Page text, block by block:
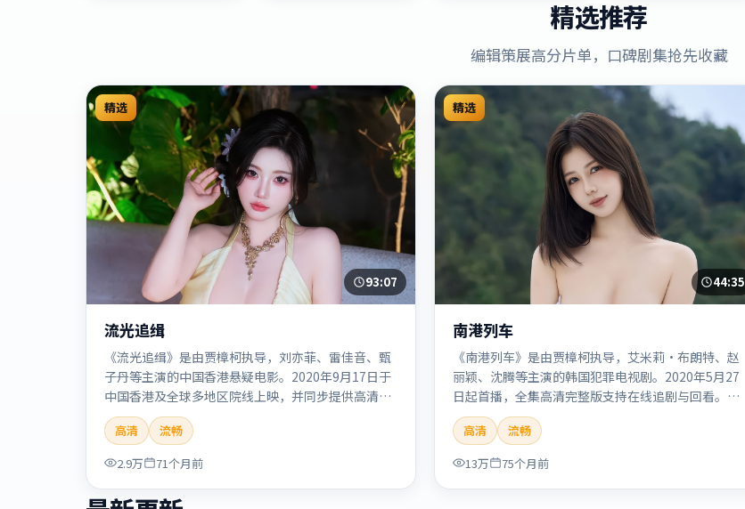
精选推荐
编辑策展高分片单，口碑剧集抢先收藏
精选
93:07
流光追缉
《流光追缉》是由贾樟柯执导，刘亦菲、雷佳音、甄
子丹等主演的中国香港悬疑电影。2020年9月17日于
中国香港及全球多地区院线上映，并同步提供高清正
版流媒体在线观看。剧情与看点：悬念层层推进，线
索相互勾连，结局出人意料，适合推理爱好者。本片
适合检索「流光追缉」「贾樟柯」「悬疑」「中国香
港」「2020」「2020-09-17上映」等关键词的影迷
阅读简介与主创信息。
高清
流畅
2.9万
71个月前
精选
44:35
南港列车
《南港列车》是由贾樟柯执导，艾米莉·布朗特、赵
丽颖、沈腾等主演的韩国犯罪电视剧。2020年5月27
日起首播，全集高清完整版支持在线追剧与回看。剧
情与看点：聚焦案件与人性灰色地带，张力十足，兼
具社会观察与戏剧冲突。本片适合检索「南港列车」
「贾樟柯」「犯罪」「韩国」「2020」「2020-05-
27上映」等关键词的影迷阅读简介与主创信息。
高清
流畅
13万
75个月前